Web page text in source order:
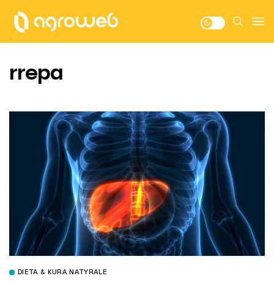
rrepa
DIETA & KURA NATYRALE